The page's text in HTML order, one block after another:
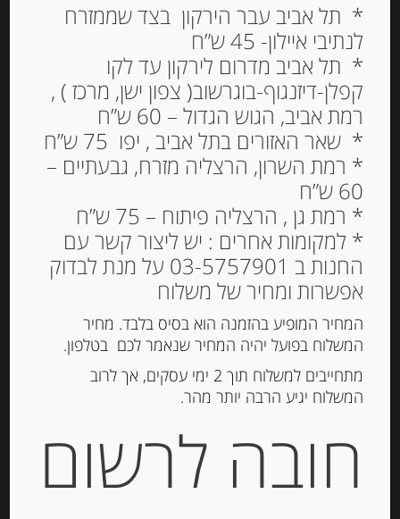
בגט צרפתי טרדיסיונל של
“בנדיקט”. יחידה אחת.
₪16.00
הוספה לסל
מק"ט:11111111
תיאור
* תל אביב עבר הירקון בצד שממזרח
לנתיבי איילון- 45 ש”ח
* תל אביב מדרום לירקון עד לקו
קפלן-דיזנגוף-בוגרשוב( צפון ישן, מרכז ) ,
רמת אביב, הגוש הגדול – 60 ש”ח
* שאר האזורים בתל אביב , יפו 75 ש”ח
* רמת השרון, הרצליה מזרח, גבעתיים –
60 ש”ח
* רמת גן , הרצליה פיתוח – 75 ש”ח
* למקומות אחרים : יש ליצור קשר עם
החנות ב 03-5757901 על מנת לבדוק
אפשרות ומחיר של משלוח
המחיר המופיע בהזמנה הוא בסיס בלבד. מחיר
המשלוח בפועל יהיה המחיר שנאמר לכם בטלפון.
מתחייבים למשלוח תוך 2 ימי עסקים, אך לרוב
המשלוח יגיע הרבה יותר מהר.
חובה לרשום